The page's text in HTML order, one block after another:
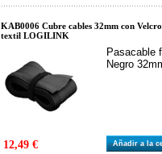
KAB0006 Cubre cables 32mm con
textil LOGILINK
Pasacable
Negro
12,49 € Añadir a la